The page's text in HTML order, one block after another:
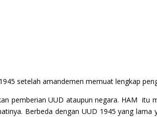
setelah amandemen memuat lengkap
pemberian UUD ataupun negara. HAM itu
Berbeda dengan UUD 1945 yang